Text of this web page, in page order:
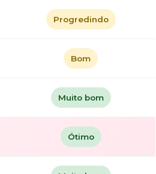
Progredindo
Bom
Muito bom
Ótimo